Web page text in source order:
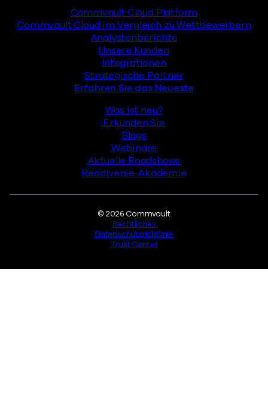
Commvault Cloud Platform
Commvault Cloud im Vergleich zu Wettbewerbern
Analystenberichte
Unsere Kunden
Integrationen
Strategische Partner
Erfahren Sie das Neueste
Was ist neu?
Erkunden Sie
Blogs
Webinare
Aktuelle Roadshows
Readiverse-Akademie
Rechtliches© 2026 Commvault
Rechtliches
Datenschutzrichtlinie
Trust Center